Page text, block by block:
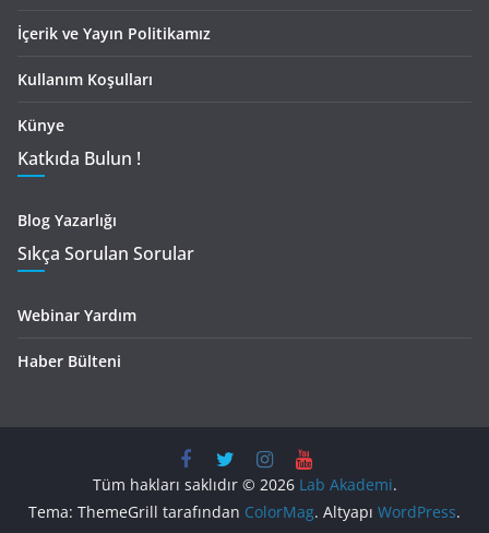
İçerik ve Yayın Politikamız
Kullanım Koşulları
Künye
Katkıda Bulun !
Blog Yazarlığı
Sıkça Sorulan Sorular
Webinar Yardım
Haber Bülteni
Tüm hakları saklıdır © 2026 Lab Akademi.
Tema: ThemeGrill tarafından ColorMag. Altyapı WordPress.